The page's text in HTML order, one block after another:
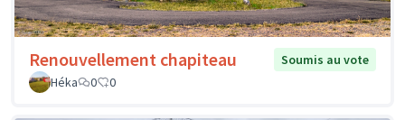
Renouvellement chapiteau
Soumis au vote
Héka
0 0